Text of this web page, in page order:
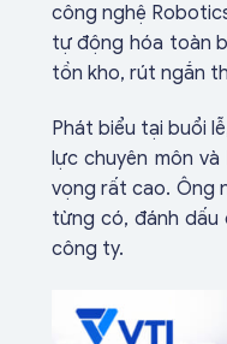
công nghệ
tự động hóa toàn
tồn kho, rút ngắn
Phát biểu tại buổi
lực chuyên môn
vọng rất cao. Ông
từng có, đánh
công ty.